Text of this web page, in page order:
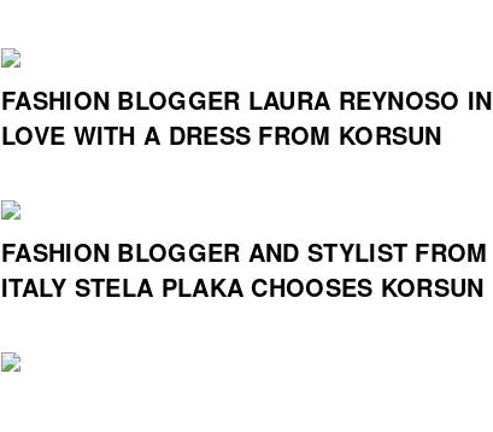
FASHION BLOGGER LAURA REYNOSO IN
LOVE WITH A DRESS FROM KORSUN
FASHION BLOGGER AND STYLIST FROM
ITALY STELA PLAKA CHOOSES KORSUN